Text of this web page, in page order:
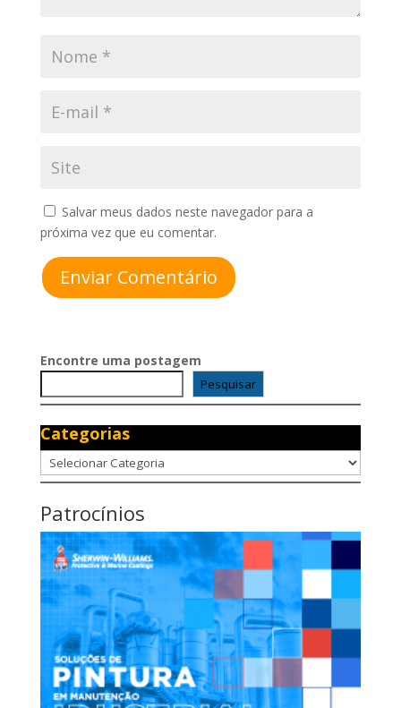
Salvar meus dados neste navegador para a
próxima vez que eu comentar.
Enviar Comentário
Encontre uma postagem
Pesquisar
Categorias
Categorias
Patrocínios